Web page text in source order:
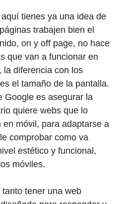
tienes ya una idea de
trabajen bien el
on y off page, no hace
que van a funcionar en
la diferencia con los
el tamaño de la pantalla.
Google es asegurar la
quiere webs que lo
móvil, para adaptarse a
comprobar como va
estético y funcional,
móviles.
tener una web